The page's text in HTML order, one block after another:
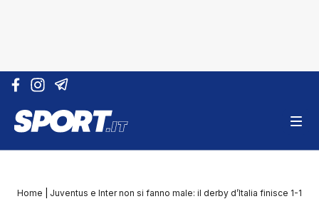
Vai al contenuto
Home Juventus e Inter non si fanno male: il derby d’Italia finisce 1-1